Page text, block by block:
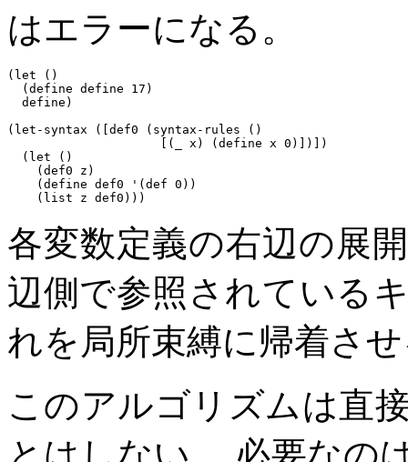
はエラーになる。
(let ()
  (define define 17)
  define)
(let-syntax ([def0 (syntax-rules ()
                     [(_ x) (define x 0)])])
  (let ()
    (def0 z)
    (define def0 '(def 0))
各変数定義の右辺の展
辺側で参照されている
れを局所束縛に帰着さ
このアルゴリズムは直